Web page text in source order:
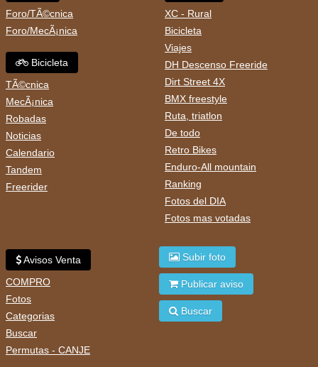
Foro/TÃ©cnica
Foro/MecÃ¡nica
Bicicleta
TÃ©cnica
MecÃ¡nica
Robadas
Noticias
Calendario
Tandem
Freerider
XC - Rural
Bicicleta
Viajes
DH Descenso Freeride
Dirt Street 4X
BMX freestyle
Ruta, triatlon
De todo
Retro Bikes
Enduro-All mountain
Ranking
Fotos del DIA
Fotos mas votadas
Avisos Venta
COMPRO
Fotos
Categorias
Buscar
Permutas - CANJE
Subir foto
Publicar aviso
Buscar